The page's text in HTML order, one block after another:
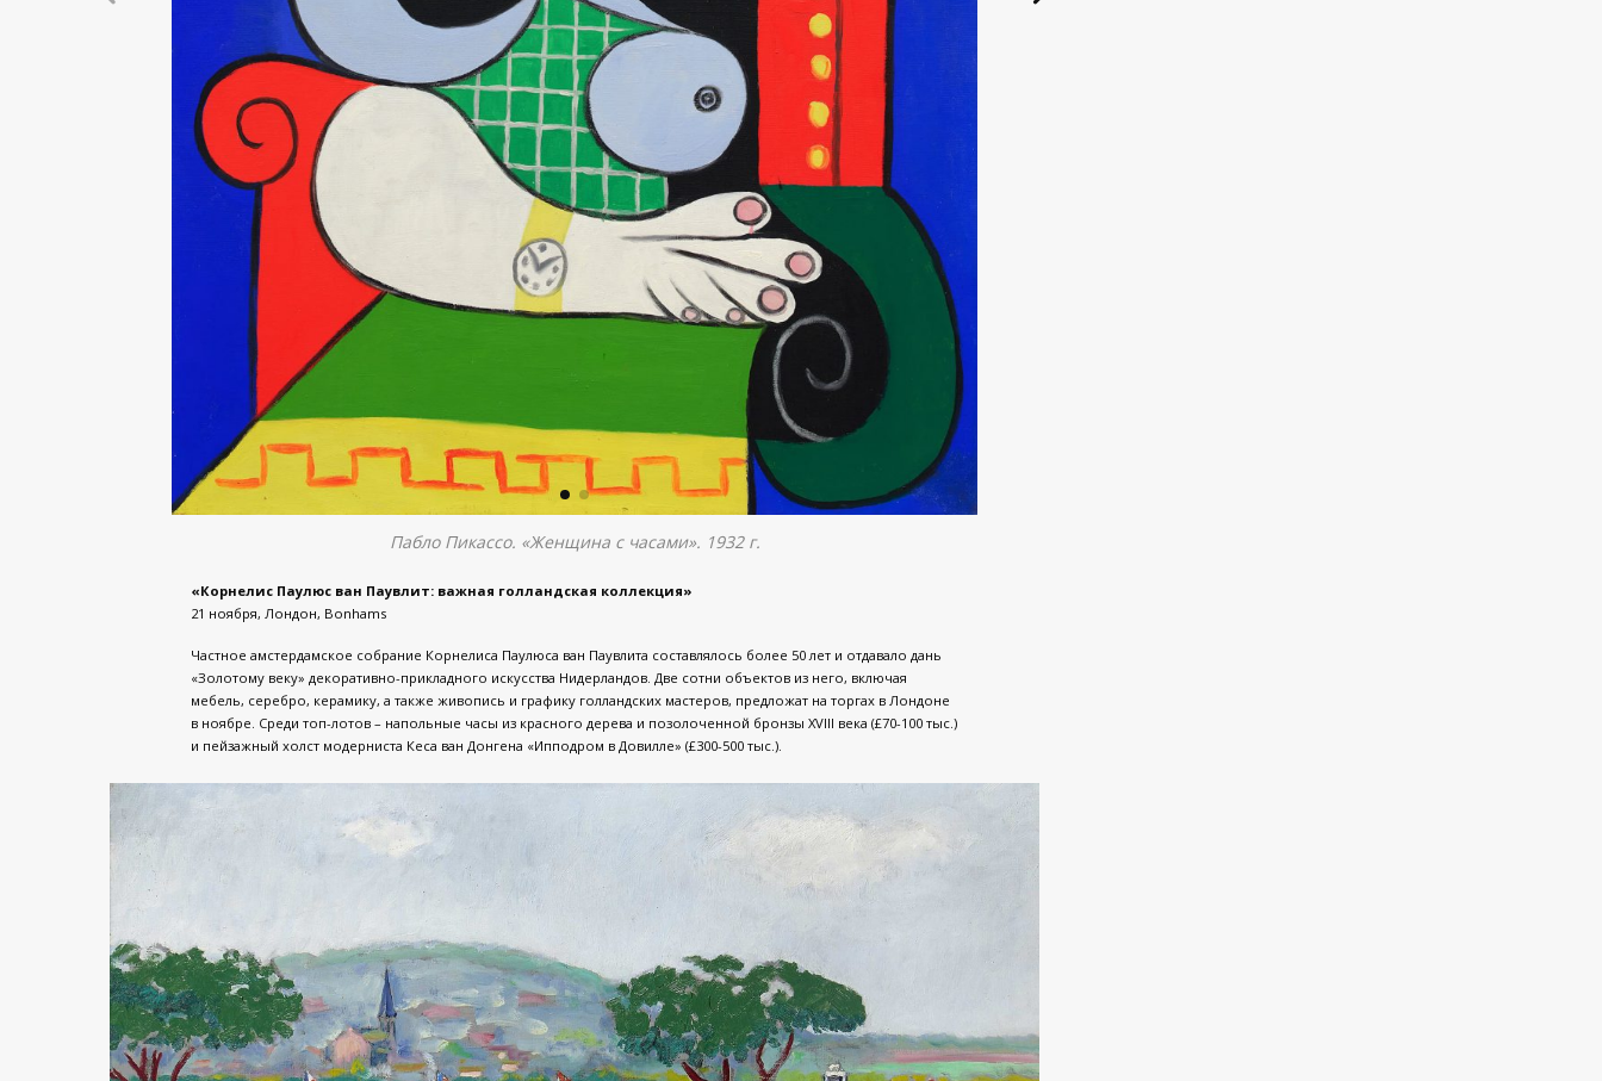
Пабло Пикассо. «Женщина с часами». 1932 г.
«Корнелис Паулюс ван Паувлит: важная голландская коллекция»
21 ноября, Лондон, Bonhams
Частное амстердамское собрание Корнелиса Паулюса ван Паувлита составлялось более 50 лет и отдавало дань
«Золотому веку» декоративно-прикладного искусства Нидерландов. Две сотни объектов из него, включая
мебель, серебро, керамику, а также живопись и графику голландских мастеров, предложат на торгах в Лондоне
в ноябре. Среди топ-лотов – напольные часы из красного дерева и позолоченной бронзы XVIII века (£70-100 тыс.)
и пейзажный холст модерниста Кеса ван Донгена «Ипподром в Довилле» (£300-500 тыс.).